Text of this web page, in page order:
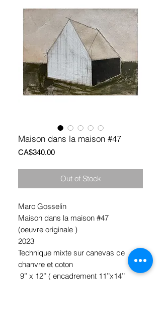
Maison dans la maison #47
CA$340.00Price
Out of Stock
Marc Gosselin
Maison dans la maison #47
(oeuvre originale )
2023
Technique mixte sur canevas de
chanvre et coton
9’’ x 12’’ ( encadrement 11’’x14’’